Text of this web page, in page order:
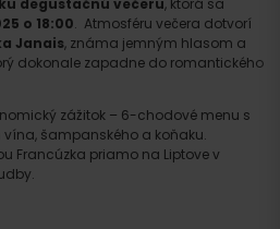
degustačnú večeru, ktorá sa
o 18:00. Atmosféru večera dotvorí
Janais, známa jemným hlasom a
dokonale zapadne do romantického
zážitok – 6-chodové menu s
šampanského a koňaku.
Francúzka priamo na Liptove v